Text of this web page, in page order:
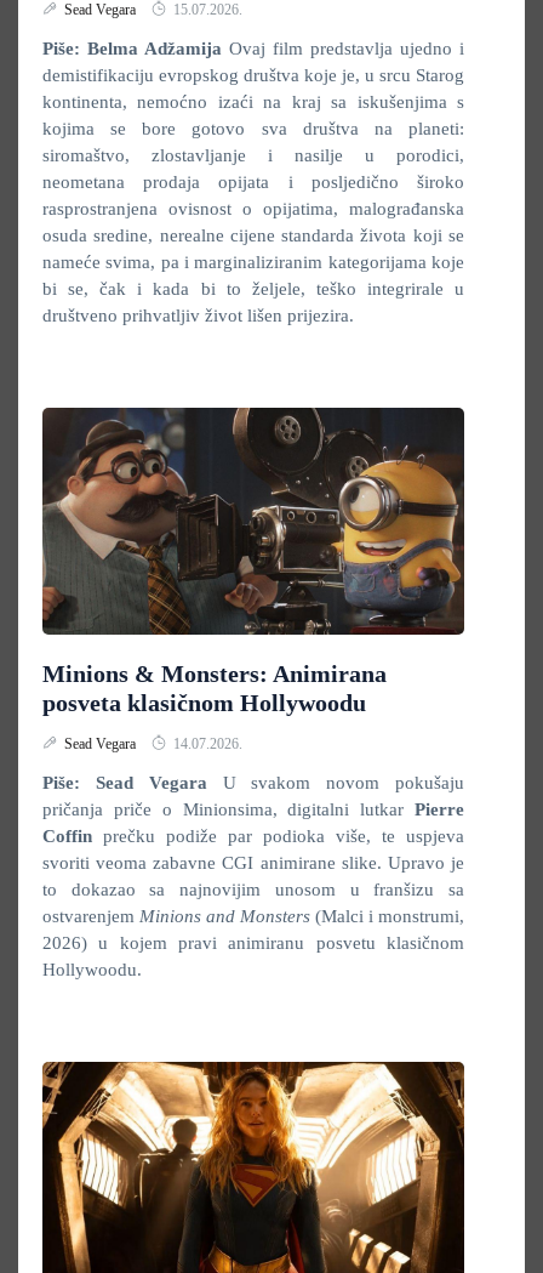
Sead Vegara 15.07.2026.
Piše: Belma Adžamija Ovaj film predstavlja ujedno i
demistifikaciju evropskog društva koje je, u srcu Starog
kontinenta, nemoćno izaći na kraj sa iskušenjima s
kojima se bore gotovo sva društva na planeti:
siromaštvo, zlostavljanje i nasilje u porodici,
neometana prodaja opijata i posljedično široko
rasprostranjena ovisnost o opijatima, malograđanska
osuda sredine, nerealne cijene standarda života koji se
nameće svima, pa i marginaliziranim kategorijama koje
bi se, čak i kada bi to željele, teško integrirale u
društveno prihvatljiv život lišen prijezira.
Minions & Monsters: Animirana
posveta klasičnom Hollywoodu
Sead Vegara 14.07.2026.
Piše: Sead Vegara U svakom novom pokušaju
pričanja priče o Minionsima, digitalni lutkar Pierre
Coffin prečku podiže par podioka više, te uspjeva
svoriti veoma zabavne CGI animirane slike. Upravo je
to dokazao sa najnovijim unosom u franšizu sa
ostvarenjem Minions and Monsters (Malci i monstrumi,
2026) u kojem pravi animiranu posvetu klasičnom
Hollywoodu.